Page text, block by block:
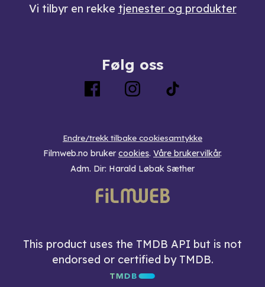
Vi tilbyr en rekke tjenester og produkter
Følg oss
Endre/trekk tilbake cookiesamtykke
Filmweb.no bruker cookies. Våre brukervilkår.
Adm. Dir: Harald Løbak Sæther
This product uses the TMDB API but is not
endorsed or certified by TMDB.